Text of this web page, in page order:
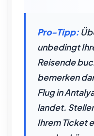
Pro-Tipp:
unbedingt
Reisende
bemerken
Flug in
landet.
Ihrem Ticket